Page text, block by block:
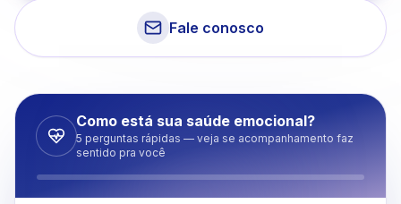
Fale conosco
Como está sua saúde emocional?
5 perguntas rápidas — veja se acompanhamento faz
sentido pra você